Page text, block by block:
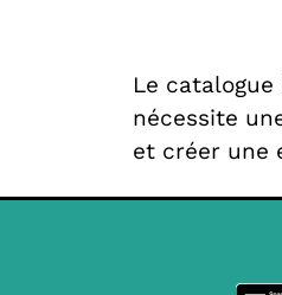
Le
nécessite
et créer une